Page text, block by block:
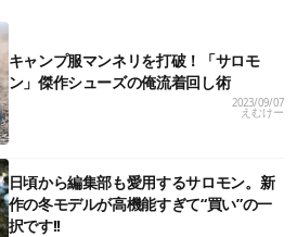
キャンプ服マンネリを打破！「サロモ
ン」傑作シューズの俺流着回し術
2023/09/07
えむけー
日頃から編集部も愛用するサロモン。新
作の冬モデルが高機能すぎて“買い”の一
択です!!